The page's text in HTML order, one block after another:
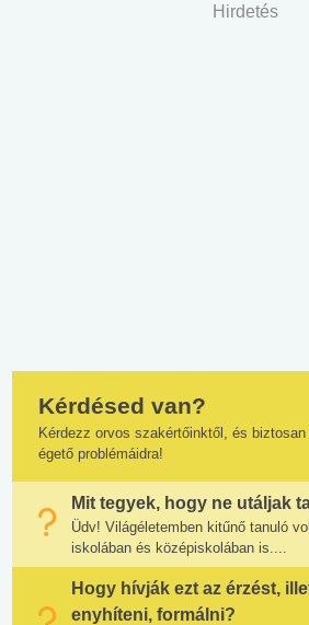
Hirdetés
Kérdésed van?
Kérdezz orvos szakértőinktől, és
égető problémáidra!
Mit tegyek, hogy ne utáljak
Üdv! Világéletemben kitűnő tanuló
iskolában és középiskolában is....
Hogy hívják ezt az érzést,
enyhíteni, formálni?